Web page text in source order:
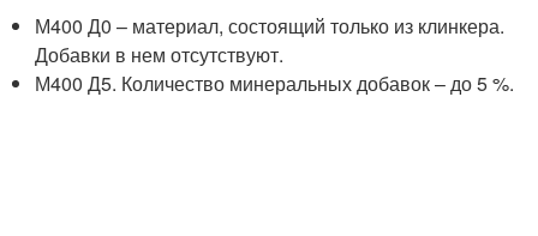
М400 Д0 – материал, состоящий только из клинкера.
Добавки в нем отсутствуют.
М400 Д5. Количество минеральных добавок – до 5 %.